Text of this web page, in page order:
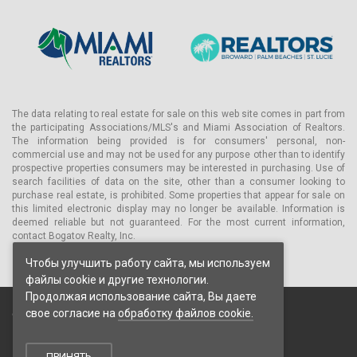
The data relating to real estate for sale on this web site comes in part from
the participating Associations/MLS's and Miami Association of Realtors.
The information being provided is for consumers' personal, non-
commercial use and may not be used for any purpose other than to identify
prospective properties consumers may be interested in purchasing. Use of
search facilities of data on the site, other than a consumer looking to
purchase real estate, is prohibited. Some properties that appear for sale on
this limited electronic display may no longer be available. Information is
deemed reliable but not guaranteed. For the most current information,
contact Bogatov Realty, Inc.
Чтобы улучшить работу сайта, мы используем
файлы cookie и другие технологии.
Продолжая использование сайта, Вы даете
свое согласие на обработку файлов cookie.
© 2026 Bogatov Realty Inc. Все права защищены.
Политика конфиденциальности